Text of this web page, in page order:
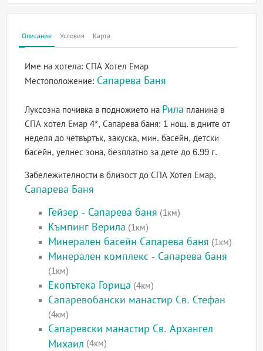
Описание Условия Карта
Име на хотела:СПА Хотел Емар
Местоположение: Сапарева Баня
Луксозна почивка в подножието на Рила планина в
СПА хотел Емар 4*, Сапарева баня: 1 нощ. в дните от
неделя до четвъртък, закуска, мин. басейн, детски
басейн, уелнес зона, безплатно за дете до 6.99 г.
Забележителности в близост до СПА Хотел Емар,
Сапарева Баня
Гейзер - Сапарева баня (1км)
Къмпинг Верила (1км)
Минерален басейн Сапарева баня (1км)
Минерален комплекс - Сапарева баня
(1км)
Екопътека Горица (4км)
Сапаревобански манастир Св. Стефан
(4км)
Сапаревски манастир Св. Архангел
Михаил (4км)